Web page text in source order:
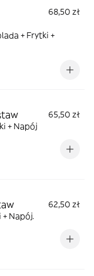
68,50 zł
+ Frytki +
65,50 zł
+ Napój
62,50 zł
+ Napój.